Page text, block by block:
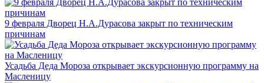
9 февраля Дворец Н.А.Дурасова закрыт по техническим
причинам
Усадьба Деда Мороза открывает экскурсионную программу на
Масленицу